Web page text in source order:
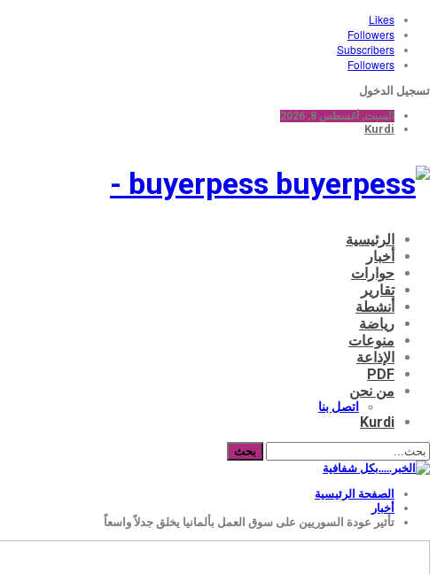
Likes
Followers
Subscribers
Followers
تسجيل الدخول
السبت, أغسطس 8, 2026
Kurdi
buyerpess -
الرئيسية
أخبار
حوارات
تقارير
أنشطة
رياضة
منوعات
الإذاعة
PDF
من نحن
اتصل بنا
Kurdi
الصفحة الرئيسية
أخبار
تأثير عودة السوريين على سوق العمل بألمانيا يخلق جدلاً واسعاً